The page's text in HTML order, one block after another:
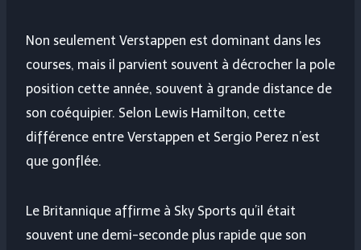
Non seulement Verstappen est dominant dans les
courses, mais il parvient souvent à décrocher la pole
position cette année, souvent à grande distance de
son coéquipier. Selon Lewis Hamilton, cette
différence entre Verstappen et Sergio Perez n’est
que gonflée.
Le Britannique affirme à Sky Sports qu’il était
souvent une demi-seconde plus rapide que son